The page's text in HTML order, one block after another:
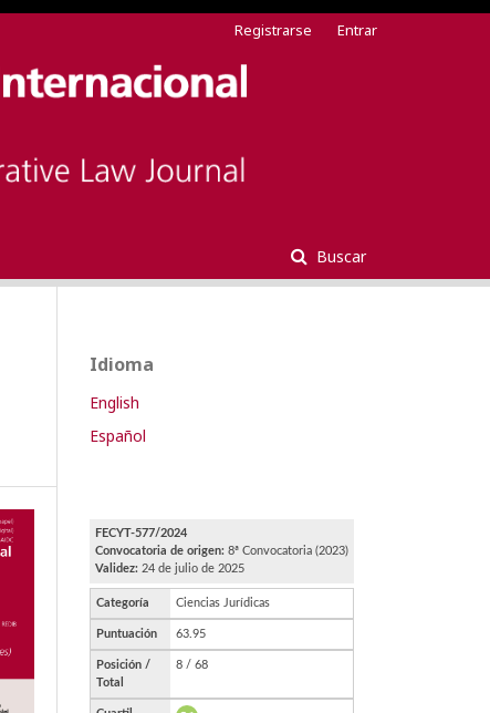
Buscar
Registrarse Entrar
Idioma
English
Español